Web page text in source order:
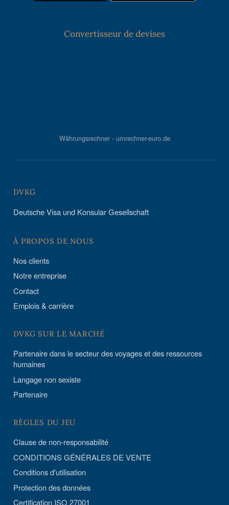
Convertisseur de devises
Währungsrechner - umrechner-euro.de
DVKG
Deutsche Visa und Konsular Gesellschaft
À PROPOS DE NOUS
Nos clients
Notre entreprise
Contact
Emplois & carrière
DVKG SUR LE MARCHÉ
Partenaire dans le secteur des voyages et des ressources
humaines
Langage non sexiste
Partenaire
RÈGLES DU JEU
Clause de non-responsabilité
CONDITIONS GÉNÉRALES DE VENTE
Conditions d'utilisation
Protection des données
Certification ISO 27001